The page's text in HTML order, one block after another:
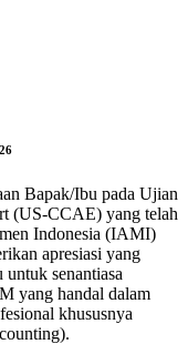
Bapak/Ibu pada Ujian
(US-CCAE) yang telah
Indonesia (IAMI)
apresiasi yang
senantiasa
yang handal dalam
khususnya